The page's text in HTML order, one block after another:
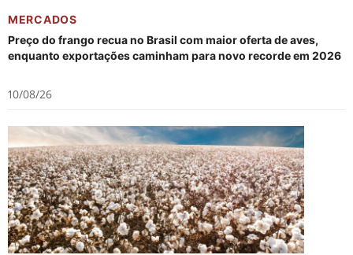
MERCADOS
Preço do frango recua no Brasil com maior oferta de aves,
enquanto exportações caminham para novo recorde em 2026
10/08/26